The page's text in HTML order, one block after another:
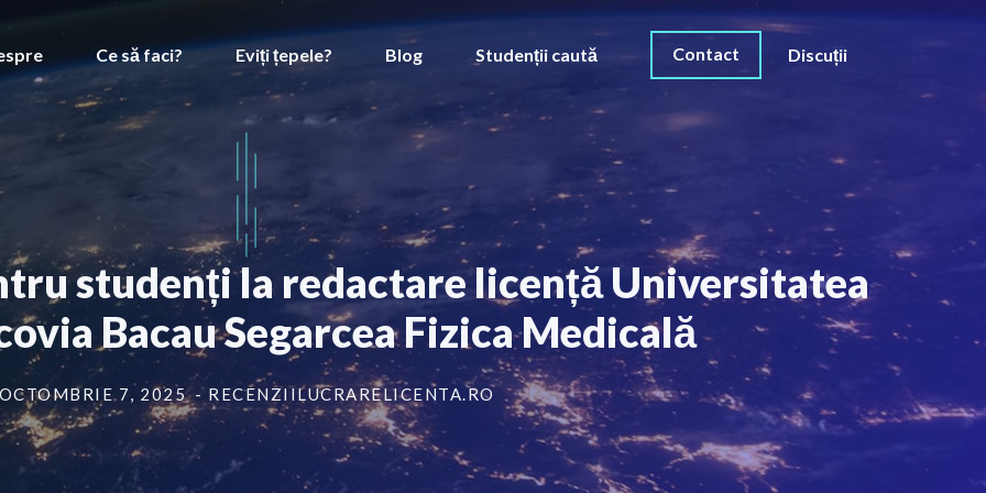
Ce să faci? Eviți țepele? Blog Studenții caută Contact Discuții
studenți la redactare licență Universitatea
Bacau Segarcea Fizica Medicală
OCTOMBRIE 7, 2025 - RECENZIILUCRARELICENTA.RO